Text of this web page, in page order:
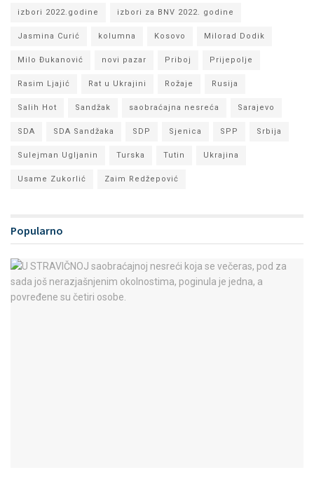
izbori 2022.godine izbori za BNV 2022. godine
Jasmina Curić kolumna Kosovo Milorad Dodik
Milo Đukanović novi pazar Priboj Prijepolje
Rasim Ljajić Rat u Ukrajini Rožaje Rusija
Salih Hot Sandžak saobraćajna nesreća Sarajevo
SDA SDA Sandžaka SDP Sjenica SPP Srbija
Sulejman Ugljanin Turska Tutin Ukrajina
Usame Zukorlić Zaim Redžepović
Popularno